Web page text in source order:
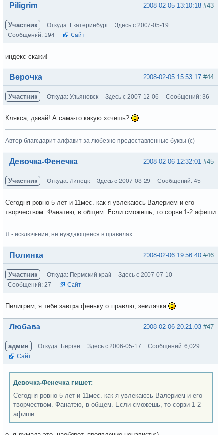
Вне форума #43
2008-02-05 13:10:18
Piligrim
Участник Откуда: Екатеринбург
Здесь с 2007-05-19
Сообщений: 194
Сайт
индекс скажи!
Вне форума #44
2008-02-05 15:53:17
Верочка
Участник Откуда: Ульяновск Здесь с 2007-12-06 Сообщений: 36
Клякса, давай! А сама-то какую хочешь?
Автор благодарит алфавит за любезно предоставленные буквы (с)
Вне форума #45
2008-02-06 12:32:01
Девочка-Фенечка
Участник Откуда: Липецк Здесь с 2007-08-29 Сообщений: 45
Сегодня ровно 5 лет и 11мес. как я увлекаюсь Валерием и его
творчеством. Фанатею, в общем. Если сможешь, то сорви 1-2 афиши
Я - исключение, не нуждающееся в правилах...
Вне форума #46
2008-02-06 19:56:40
Полинка
Участник Откуда: Пермский край
Здесь с 2007-07-10
Сообщений: 27
Сайт
Пилигрим, я тебе завтра феньку отправлю, землячка
Вне форума #47
2008-02-06 20:21:03
Любава
админ Откуда: Берген Здесь с 2006-05-17
Сообщений: 6,029
Сайт
Девочка-Фенечка пишет:
Сегодня ровно 5 лет и 11мес. как я увлекаюсь Валерием и его
творчеством. Фанатею, в общем. Если сможешь, то сорви 1-2
афиши